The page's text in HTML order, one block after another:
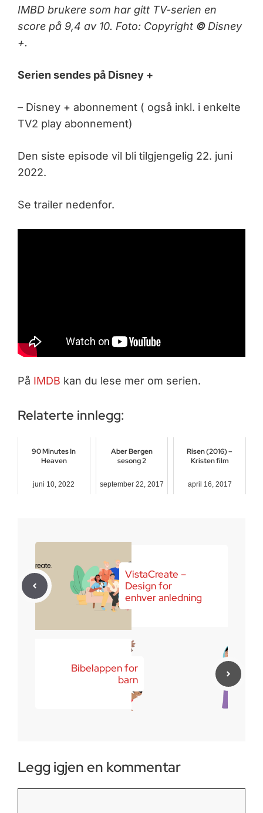
IMBD brukere som har gitt TV-serien en
score på 9,4 av 10. Foto: Copyright © Disney
+.
Serien sendes på Disney +
– Disney + abonnement ( også inkl. i enkelte
TV2 play abonnement)
Den siste episode vil bli tilgjengelig 22. juni
2022.
Se trailer nedenfor.
På IMDB kan du lese mer om serien.
Relaterte innlegg:
90 Minutes In
Heaven
juni 10, 2022
Aber Bergen
sesong 2
september 22, 2017
Risen (2016) –
Kristen film
april 16, 2017
VistaCreate –
Design for
enhver anledning
Bibelappen for
barn
Legg igjen en kommentar